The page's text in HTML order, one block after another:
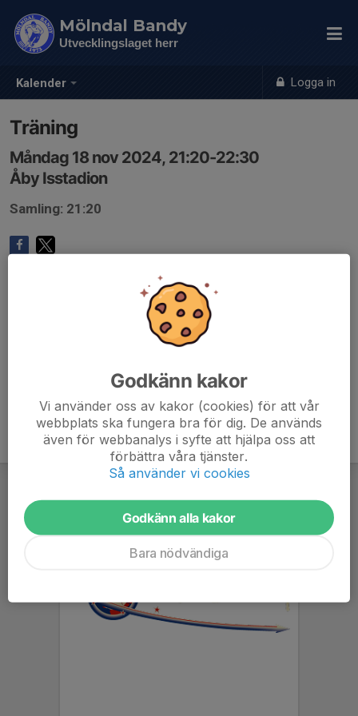
Kalender Logga in
Mölndal Bandy
Utvecklingslaget herr
Träning
Måndag 18 nov 2024, 21:20-22:30
Åby Isstadion
Samling: 21:20
Godkänn kakor
Vi använder oss av kakor (cookies) för att vår
webbplats ska fungera bra för dig. De används
även för webbanalys i syfte att hjälpa oss att
förbättra våra tjänster.
Så använder vi cookies
Godkänn alla kakor
Bara nödvändiga